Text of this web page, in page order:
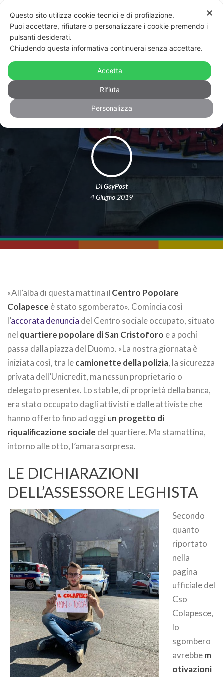
Catania, sgomberato il Centro
sociale Colapesce, sede delle riunioni
del pride
DiGayPost
4 Giugno 2019
«All’alba di questa mattina il Centro Popolare
Colapesce è stato sgomberato». Comincia così
l’accorata denuncia del Centro sociale occupato, situato
nel quartiere popolare di San Cristoforo e a pochi
passa dalla piazza del Duomo. «La nostra giornata è
iniziata così, tra lecamionette della polizia, la sicurezza
privata dell’Unicredit, ma nessun proprietario o
delegato presente». Lo stabile, di proprietà della banca,
era stato occupato dagli attivisti e dalle attiviste che
hanno offerto fino ad oggi un progetto di
riqualificazione sociale del quartiere. Ma stamattina,
intorno alle otto, l’amara sorpresa.
LE DICHIARAZIONI
DELL’ASSESSORE LEGHISTA
Secondo
quanto
riportato
nella
pagina
ufficiale del
Cso
Colapesce,
lo
sgombero
avrebbem
otivazioni
✕
Questo sito utilizza cookie tecnici e di profilazione.
Puoi accettare, rifiutare o personalizzare i cookie premendo i
pulsanti desiderati.
Chiudendo questa informativa continuerai senza accettare.
Accetta
Rifiuta
Personalizza